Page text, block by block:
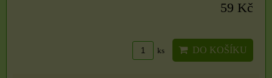
59 Kč
ks DO KOŠÍKU